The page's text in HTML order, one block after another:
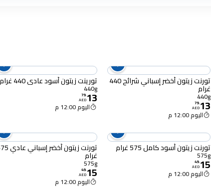
تورنت زيتون أخضر إسباني شرائح 440
غرام
440g
13
.
79
AED
اليوم 12:00 م
تورينت زيتون أسود عادي 440 غرام
440g
13
.
79
AED
اليوم 12:00 م
تورنت زيتون أسود كامل 575 غرام
575g
15
.
49
AED
اليوم 12:00 م
تورنت زيتون
غرام
575g
15
.
49
AED
اليوم 12:00 م